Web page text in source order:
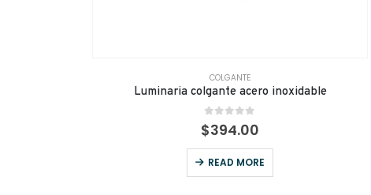
COLGANTE
Luminaria colgante acero inoxidable
0 out of 5
$394.00
READ MORE